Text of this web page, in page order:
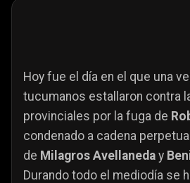
Hoy fue el día en el que una
tucumanos estallaron contra
provinciales por la fuga de
condenado a cadena
de Milagros Avellaneda y
Durando todo el mediodía se